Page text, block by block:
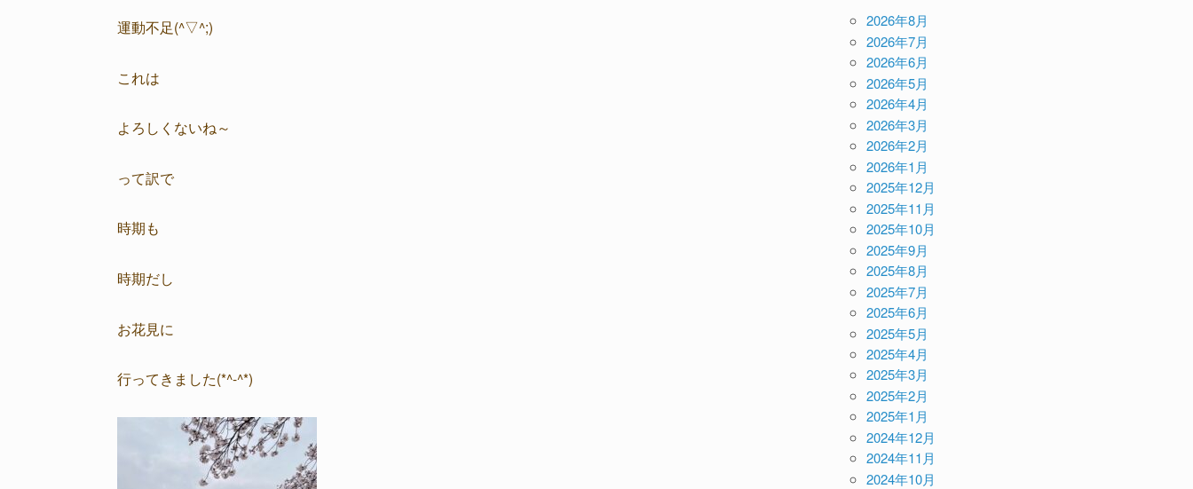
運動不足(^▽^;)
これは
よろしくないね～
って訳で
時期も
時期だし
お花見に
行ってきました(*^-^*)
2026年8月
2026年7月
2026年6月
2026年5月
2026年4月
2026年3月
2026年2月
2026年1月
2025年12月
2025年11月
2025年10月
2025年9月
2025年8月
2025年7月
2025年6月
2025年5月
2025年4月
2025年3月
2025年2月
2025年1月
2024年12月
2024年11月
2024年10月